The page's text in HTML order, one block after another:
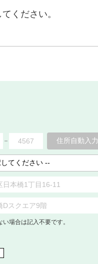
ください。
住所自動入力
い場合は記入不要です。